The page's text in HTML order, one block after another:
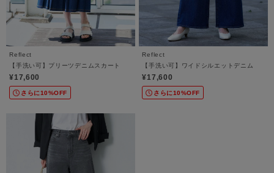
Reflect
【手洗い可】プリーツデニムスカート
¥17,600
さらに10%OFF
Reflect
【手洗い可】ワイドシルエットデニム
¥17,600
さらに10%OFF